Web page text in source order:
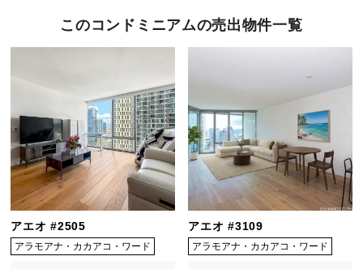
このコンドミニアムの売出物件一覧
アエオ #2505
アラモアナ・カカアコ・ワード
アエオ #3109
アラモアナ・カカアコ・ワード